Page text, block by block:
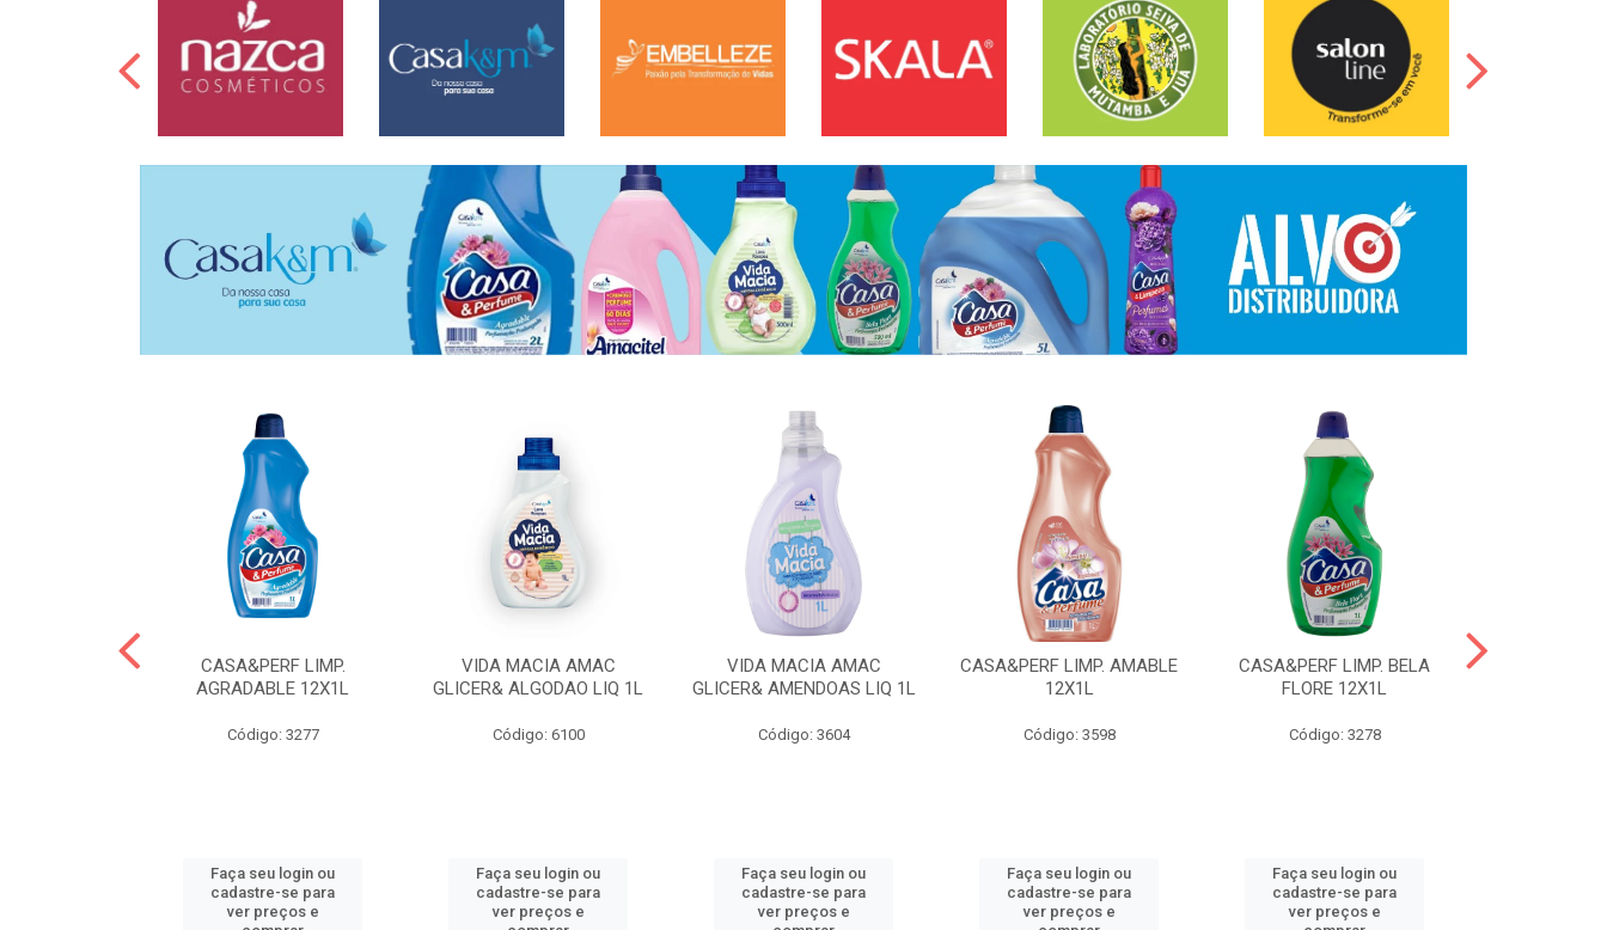
CASA&PERF LIMP.
AGRADABLE 12X1L
Código: 3277
Faça seu login ou
cadastre-se para
ver preços e
VIDA MACIA AMAC
GLICER& ALGODAO LIQ 1L
Código: 6100
Faça seu login ou
cadastre-se para
ver preços e
VIDA MACIA AMAC
GLICER& AMENDOAS LIQ 1L
Código: 3604
Faça seu login ou
cadastre-se para
ver preços e
CASA&PERF LIMP. AMABLE
12X1L
Código: 3598
Faça seu login ou
cadastre-se para
ver preços e
CASA&PERF LIMP. BELA
FLORE 12X1L
Código: 3278
Faça seu login ou
cadastre-se para
ver preços e